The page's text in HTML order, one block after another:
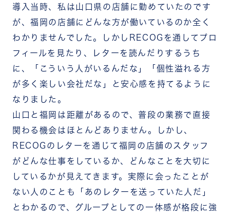
導入当時、私は山口県の店舗に勤めていたのです
が、福岡の店舗にどんな方が働いているのか全く
わかりませんでした。しかしRECOGを通してプロ
フィールを見たり、レターを読んだりするうち
に、「こういう人がいるんだな」「個性溢れる方
が多く楽しい会社だな」と安心感を持てるように
なりました。
山口と福岡は距離があるので、普段の業務で直接
関わる機会はほとんどありません。しかし、
RECOGのレターを通じて福岡の店舗のスタッフ
がどんな仕事をしているか、どんなことを大切に
しているかが見えてきます。実際に会ったことが
ない人のことも「あのレターを送っていた人だ」
とわかるので、グループとしての一体感が格段に強